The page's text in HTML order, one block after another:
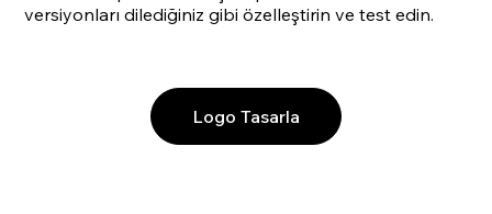
versiyonları dilediğiniz gibi özelleştirin ve test edin.
Logo Tasarla